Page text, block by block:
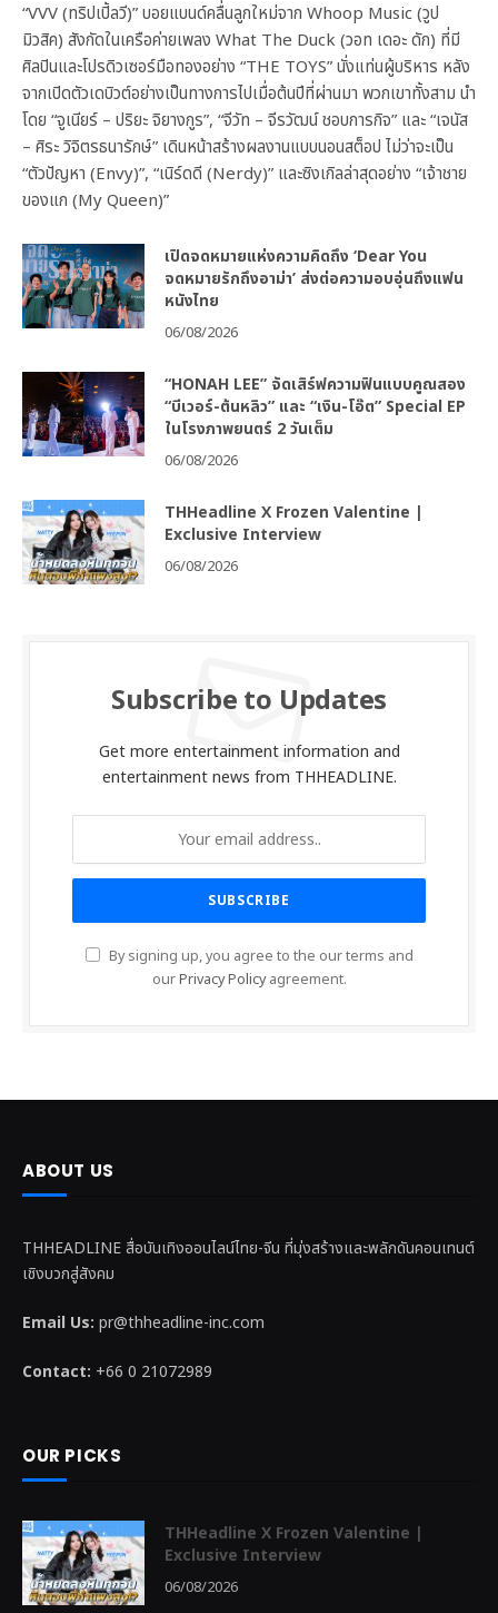
“VVV (ทริปเปิ้ลวี)” บอยแบนด์คลื่นลูกใหม่จาก Whoop Music (วูป
มิวสิค) สังกัดในเครือค่ายเพลง What The Duck (วอท เดอะ ดัก) ที่มี
ศิลปินและโปรดิวเซอร์มือทองอย่าง “THE TOYS” นั่งแท่นผู้บริหาร หลัง
จากเปิดตัวเดบิวต์อย่างเป็นทางการไปเมื่อต้นปีที่ผ่านมา พวกเขาทั้งสาม นำ
โดย “จูเนียร์ – ปริยะ จิยางกูร”, “จีวัท – จีรวัฒน์ ชอบการกิจ” และ “เจนัส
– ศิระ วิจิตรธนารักษ์” เดินหน้าสร้างผลงานแบบนอนสต็อป ไม่ว่าจะเป็น
“ตัวปัญหา (Envy)”, “เนิร์ดดี (Nerdy)” และซิงเกิลล่าสุดอย่าง “เจ้าชาย
ของแก (My Queen)”
เปิดจดหมายแห่งความคิดถึง ‘Dear You
จดหมายรักถึงอาม่า’ ส่งต่อความอบอุ่นถึงแฟน
หนังไทย
06/08/2026
“HONAH LEE” จัดเสิร์ฟความฟินแบบคูณสอง
“บีเวอร์-ต้นหลิว” และ “เงิน-โอ๊ต” Special EP
ในโรงภาพยนตร์ 2 วันเต็ม
06/08/2026
THHeadline X Frozen Valentine |
Exclusive Interview
06/08/2026
Subscribe to Updates
Get more entertainment information and
entertainment news from THHEADLINE.
By signing up, you agree to the our terms and
ourPrivacy Policyagreement.
ABOUT US
THHEADLINE สื่อบันเทิงออนไลน์ไทย-จีน ที่มุ่งสร้างและพลักดันคอนเทนต์
เชิงบวกสู่สังคม
Email Us: pr@thheadline-inc.com
Contact: +66 0 21072989
OUR PICKS
THHeadline X Frozen Valentine |
Exclusive Interview
06/08/2026